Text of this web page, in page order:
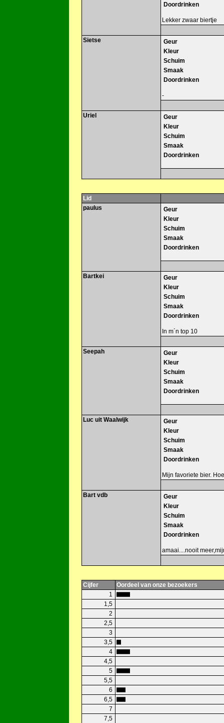
Doordrinken
Lekker zwaar biertje
Sietse
Geur
Kleur
Schuim
Smaak
Doordrinken
-
Uriel
Geur
Kleur
Schuim
Smaak
Doordrinken
Lid
paulus
Geur
Kleur
Schuim
Smaak
Doordrinken
Bartkei
Geur
Kleur
Schuim
Smaak
Doordrinken
In m´n top 10
Seepah
Geur
Kleur
Schuim
Smaak
Doordrinken
Luc uit Waalwijk
Geur
Kleur
Schuim
Smaak
Doordrinken
Mijn favoriete bier.
Bart vdb
Geur
Kleur
Schuim
Smaak
Doordrinken
amaai....nooit
Cijfer
Oordeel van onze bezoekers
1
1,5
2
2,5
3
3,5
4
4,5
5
5,5
6
6,5
7
7,5